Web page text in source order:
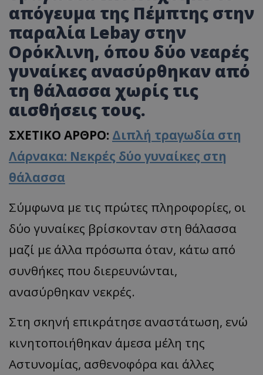
απόγευμα της Πέμπτης στην
παραλία Lebay στην
Ορόκλινη, όπου δύο νεαρές
γυναίκες ανασύρθηκαν από
τη θάλασσα χωρίς τις
αισθήσεις τους.
ΣΧΕΤΙΚΟ ΑΡΘΡΟ: Διπλή τραγωδία στη
Λάρνακα: Νεκρές δύο γυναίκες στη
θάλασσα
Σύμφωνα με τις πρώτες πληροφορίες, οι
δύο γυναίκες βρίσκονταν στη θάλασσα
μαζί με άλλα πρόσωπα όταν, κάτω από
συνθήκες που διερευνώνται,
ανασύρθηκαν νεκρές.
Στη σκηνή επικράτησε αναστάτωση, ενώ
κινητοποιήθηκαν άμεσα μέλη της
Αστυνομίας, ασθενοφόρα και άλλες